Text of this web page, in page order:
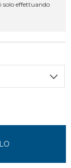
solo effettuando